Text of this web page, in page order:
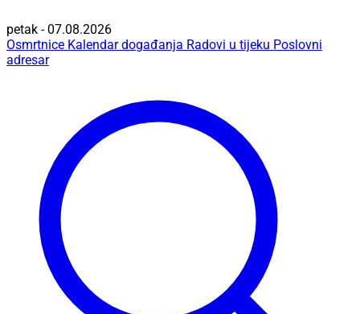
petak - 07.08.2026
Osmrtnice Kalendar događanja Radovi u tijeku Poslovni
adresar